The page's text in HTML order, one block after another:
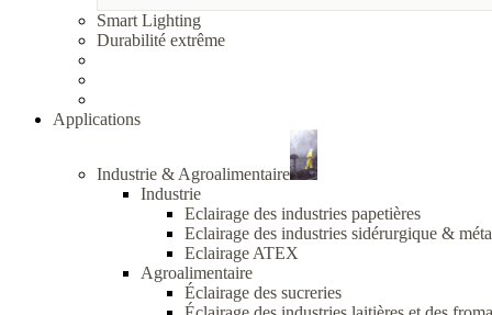
Smart Lighting
Durabilité extrême
Applications
Industrie & Agroalimentaire
Industrie
Eclairage des industries papetières
Eclairage des industries sidérurgique &
Eclairage ATEX
Agroalimentaire
Éclairage des sucreries